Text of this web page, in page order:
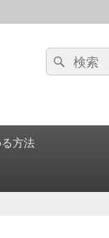
検
索:
検
索
方法